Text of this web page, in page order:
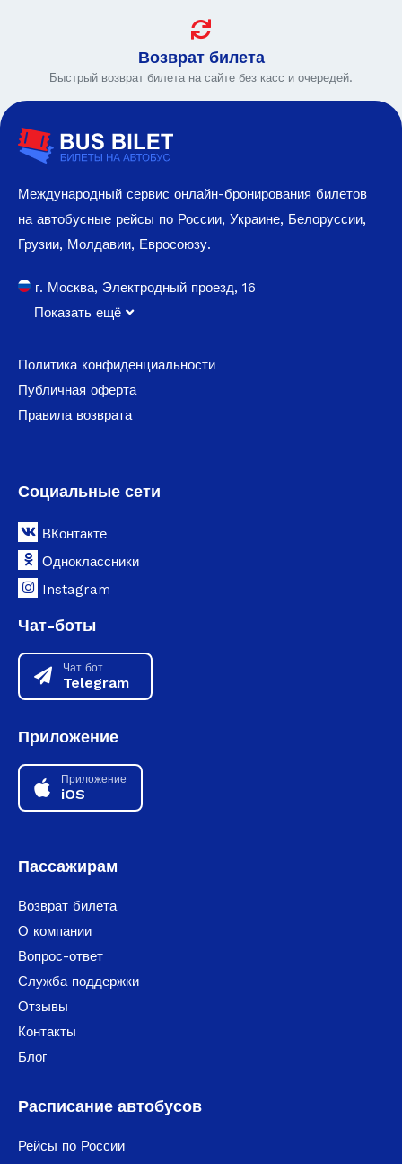
Возврат билета
Быстрый возврат билета на сайте без касс и очередей.
Международный сервис онлайн-бронирования билетов
на автобусные рейсы по России, Украине, Белоруссии,
Грузии, Молдавии, Евросоюзу.
г. Москва, Электродный проезд, 16
Показать ещё
Политика конфиденциальности
Публичная оферта
Правила возврата
Социальные сети
ВКонтакте
Одноклассники
Instagram
Чат-боты
Чат бот
Telegram
Приложение
Приложение
iOS
Пассажирам
Возврат билета
О компании
Вопрос-ответ
Служба поддержки
Отзывы
Контакты
Блог
Расписание автобусов
Рейсы по России